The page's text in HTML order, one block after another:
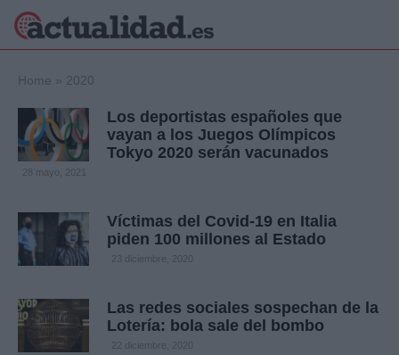
Política
Economía
Viajes
Ciencia y
Deportes
Gente
Home » 2020
Los deportistas españoles que
vayan a los Juegos Olímpicos
Tokyo 2020 serán vacunados
28 mayo, 2021
Víctimas del Covid-19 en Italia
piden 100 millones al Estado
23 diciembre, 2020
Las redes sociales sospechan de la
Lotería: bola sale del bombo
22 diciembre, 2020